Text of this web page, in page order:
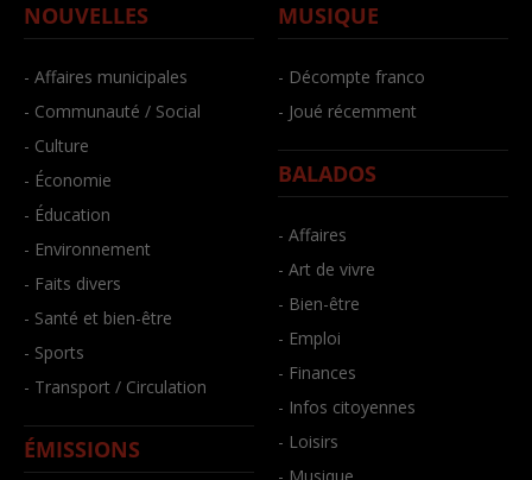
NOUVELLES
- Affaires municipales
- Communauté / Social
- Culture
- Économie
- Éducation
- Environnement
- Faits divers
- Santé et bien-être
- Sports
- Transport / Circulation
ÉMISSIONS
MUSIQUE
- Décompte franco
- Joué récemment
BALADOS
- Affaires
- Art de vivre
- Bien-être
- Emploi
- Finances
- Infos citoyennes
- Loisirs